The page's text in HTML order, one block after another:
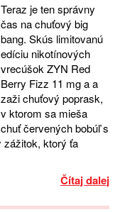
Teraz je ten správny
čas na chuťový big
bang. Skús limitovanú
edíciu nikotínových
vrecúšok ZYN Red
Berry Fizz 11 mg a a
zaži chuťový poprask,
v ktorom sa mieša
chuť červených bobúľ s
zážitok, ktorý ťa
Čítaj dalej